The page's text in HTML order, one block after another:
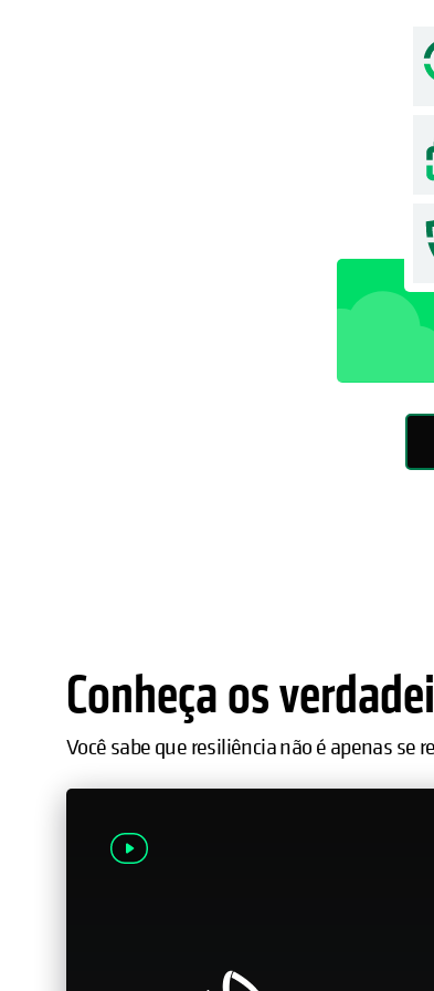
Conheça os
Você sabe que resiliência não é apenas se